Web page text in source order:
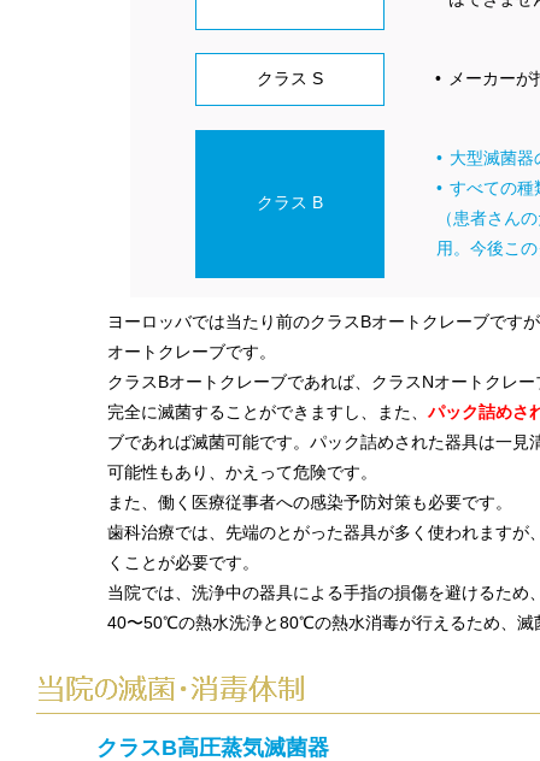
クラス S メーカー
クラス B
大型滅菌器
すべての種
（患者さん
用。今後こ
ヨーロッバでは当たり前のクラスBオートクレーブです
オートクレーブです。
クラスBオートクレーブであれば、クラスNオートクレ
完全に滅菌することができますし、また、 パック詰めさ
ブであれば滅菌可能です。パック詰めされた器具は一
可能性もあり、かえって危険です。
また、働く医療従事者への感染予防対策も必要です。
歯科治療では、先端のとがった器具が多く使われます
くことが必要です。
当院では、洗浄中の器具による手指の損傷を避けるた
40〜50℃の熱水洗浄と80℃の熱水消毒が行えるため、滅
クラスB高圧蒸気滅菌器